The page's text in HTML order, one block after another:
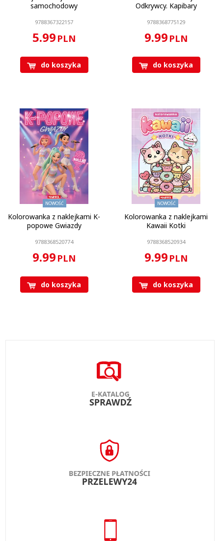
samochodowy
9788367322157
5.99 PLN
do koszyka
Odkrywcy. Kapibary
9788368775129
9.99 PLN
do koszyka
NOWOŚĆ
Kolorowanka z naklejkami K-
popowe Gwiazdy
9788368520774
9.99 PLN
do koszyka
NOWOŚĆ
Kolorowanka z naklejkami
Kawaii Kotki
9788368520934
9.99 PLN
do koszyka